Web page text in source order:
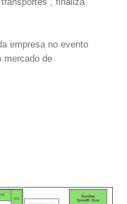
empresa no evento
mercado de